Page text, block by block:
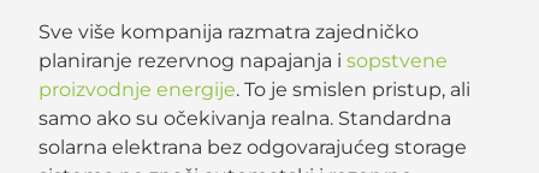
Sve više kompanija razmatra zajedničko
planiranje rezervnog napajanja isopstvene
proizvodnje energije. To je smislen pristup, ali
samo ako su očekivanja realna. Standardna
solarna elektrana bez odgovarajućeg storage